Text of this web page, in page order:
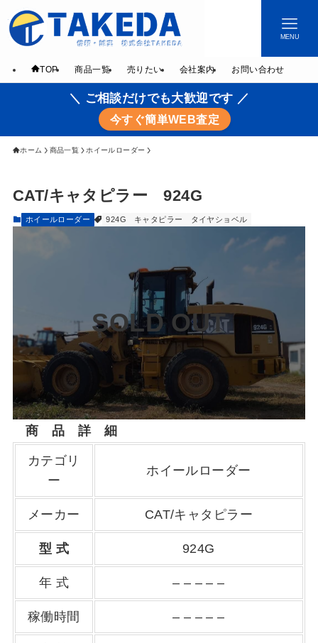
MENU
TOP 商品一覧 売りたい 会社案内 お問い合わせ
＼ ご相談だけでも大歓迎です ／
今すぐ簡単WEB査定
ホーム 商品一覧 ホイールローダー
CAT/キャタピラー 924G
ホイールローダー 924G キャタピラー タイヤショベル
SOLD OUT
商 品 詳 細
カテゴリ
ー
ホイールローダー
メーカー CAT/キャタピラー
型 式 924G
年 式 – – – – –
稼働時間 – – – – –